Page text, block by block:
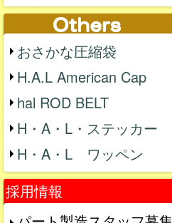
おさかな圧縮袋
H.A.L American Cap
hal ROD BELT
H・A・L・ステッカー
H・A・L ワッペン
採用情報